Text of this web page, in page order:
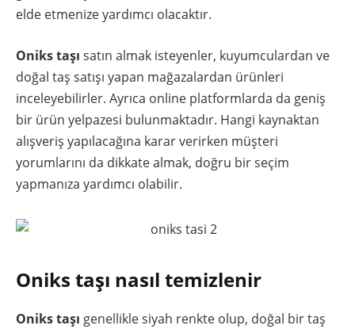
elde etmenize yardımcı olacaktır.
Oniks taşı satın almak isteyenler, kuyumculardan ve
doğal taş satışı yapan mağazalardan ürünleri
inceleyebilirler. Ayrıca online platformlarda da geniş
bir ürün yelpazesi bulunmaktadır. Hangi kaynaktan
alışveriş yapılacağına karar verirken müşteri
yorumlarını da dikkate almak, doğru bir seçim
yapmanıza yardımcı olabilir.
Oniks taşı nasıl temizlenir
Oniks taşı genellikle siyah renkte olup, doğal bir taş